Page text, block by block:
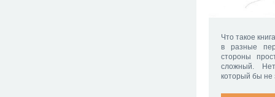
Что такое
в разные
стороны
сложный.
который бы не